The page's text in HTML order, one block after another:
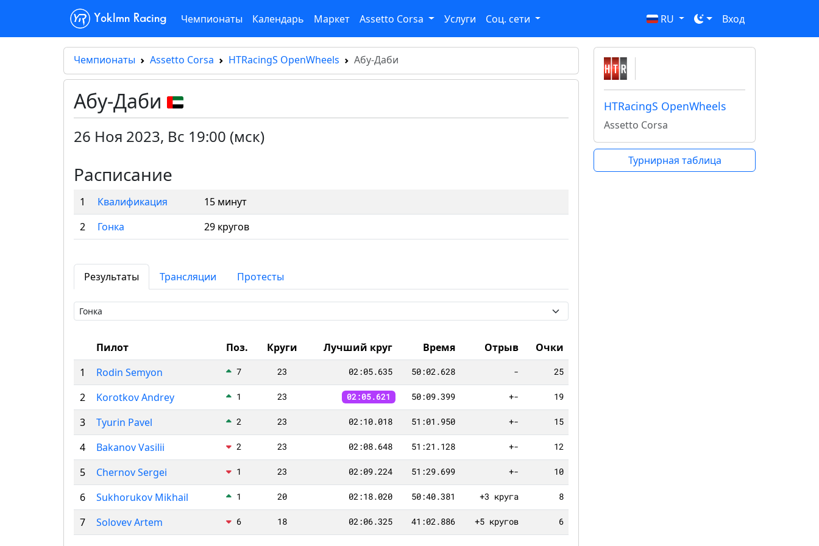
Yoklmn Racing Чемпионаты Календарь Маркет Assetto Corsa Услуги Соц. сети RU Вход
Чемпионаты Assetto Corsa HTRacingS OpenWheels Абу-Даби
Абу-Даби
26 Ноя 2023, Вс 19:00 (мск)
Расписание
1 Квалификация
15 минут
2
Гонка 29 кругов
Результаты Трансляции Протесты
Пилот Поз. Круги Лучший круг Время Отрыв
Очки
1
Rodin Semyon 7 23 02:05.635 50:02.628 - 25
2 Korotkov Andrey 1 23 02:05.621 50:09.399 +- 19
3 Tyurin Pavel 2 23 02:10.018 51:01.950 +- 15
4 Bakanov Vasilii 2 23 02:08.648 51:21.128 +- 12
5 Chernov Sergei 1 23 02:09.224 51:29.699 +- 10
6 Sukhorukov Mikhail 1 20 02:18.020 50:40.381 +3 круга 8
7 Solovev Artem 6 18 02:06.325 41:02.886 +5 кругов 6
HTRacingS OpenWheels
Assetto Corsa
Турнирная таблица